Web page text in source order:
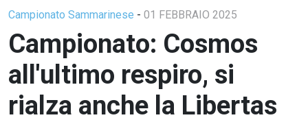
Campionato Sammarinese - 01 FEBBRAIO 2025
Campionato: Cosmos
all'ultimo respiro, si
rialza anche la Libertas